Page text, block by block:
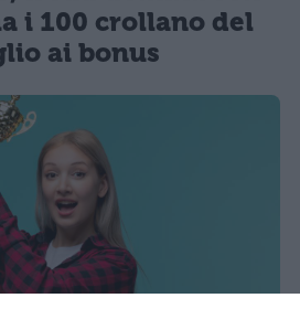
i 100 crollano del
ai bonus